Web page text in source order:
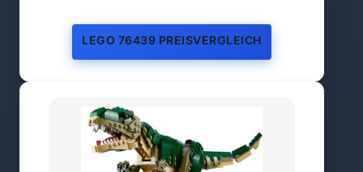
LEGO 76439 PREISVERGLEICH